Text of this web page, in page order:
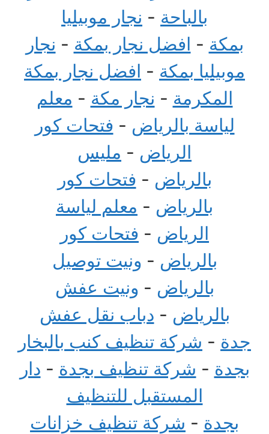
بالباحة - نجار موبيليا
بمكة - افضل نجار بمكة - نجار
موبيليا بمكة - افضل نجار بمكة
المكرمة - نجار مكة - معلم
لياسة بالرياض - فتحات كور
الرياض - مليس
بالرياض - فتحات كور
بالرياض - معلم لياسة
الرياض - فتحات كور
بالرياض - ونيت توصيل
بالرياض - ونيت عفش
بالرياض - دباب نقل عفش
جدة - شركة تنظيف كنب بالبخار
بجدة - شركة تنظيف بجدة - دار
المستقبل للتنظيف
بجدة - شركة تنظيف خزانات